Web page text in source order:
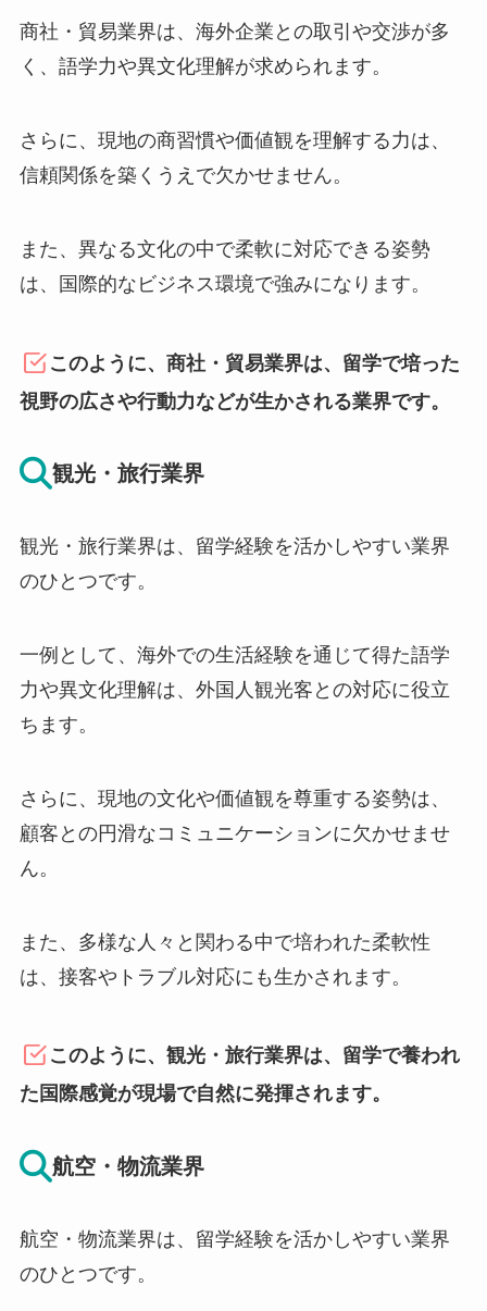
商社・貿易業界は、海外企業との取引や交渉が多
く、語学力や異文化理解が求められます。
さらに、現地の商習慣や価値観を理解する力は、
信頼関係を築くうえで欠かせません。
また、異なる文化の中で柔軟に対応できる姿勢
は、国際的なビジネス環境で強みになります。
このように、商社・貿易業界は、留学で培った
視野の広さや行動力などが生かされる業界です。
観光・旅行業界
観光・旅行業界は、留学経験を活かしやすい業界
のひとつです。
一例として、海外での生活経験を通じて得た語学
力や異文化理解は、外国人観光客との対応に役立
ちます。
さらに、現地の文化や価値観を尊重する姿勢は、
顧客との円滑なコミュニケーションに欠かせませ
ん。
また、多様な人々と関わる中で培われた柔軟性
は、接客やトラブル対応にも生かされます。
このように、観光・旅行業界は、留学で養われ
た国際感覚が現場で自然に発揮されます。
航空・物流業界
航空・物流業界は、留学経験を活かしやすい業界
のひとつです。